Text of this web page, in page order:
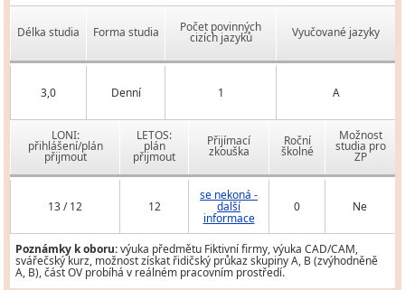
Délka studia Forma studia Počet povinných
cizích jazyků Vyučované jazyky
3,0 Denní 1 A
LONI:
přihlášení/plán
přijmout
LETOS:
plán
přijmout
Přijímací
zkouška
Roční
školné
Možnost
studia pro
ZP
13 / 12 12
se nekoná -
další
informace
0 Ne
Poznámky k oboru:výuka předmětu Fiktivní firmy, výuka CAD/CAM,
svářečský kurz, možnost získat řidičský průkaz skupiny A, B (zvýhodněně
A, B), část OV probíhá v reálném pracovním prostředí.